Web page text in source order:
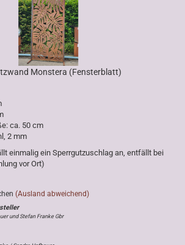
Monstera (Fensterblatt)
ca. 50 cm
2 mm
einmalig ein Sperrgutzuschlag an, entfällt bei
vor Ort)
(Ausland abweichend)
und Stefan Franke Gbr